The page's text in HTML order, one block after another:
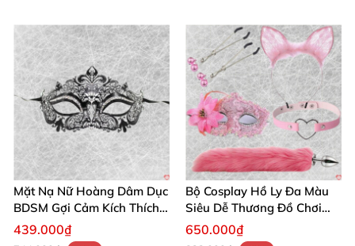
Humbler Master Enforcer kiềm chế mạnh mẽ thống trị[gunshop]
Humbler Master Enforcer kiềm chế mạnh mẽ thống trị[gunshop]
Mặt Nạ Nữ Hoàng Dâm Dục
BDSM Gợi Cảm Kích Thích
Đam Mê Cuộc Yêu
439.000₫
Bộ Cosplay Hồ Ly Đa Màu
Siêu Dễ Thương Đồ Chơi
BDSM Hot
650.000₫